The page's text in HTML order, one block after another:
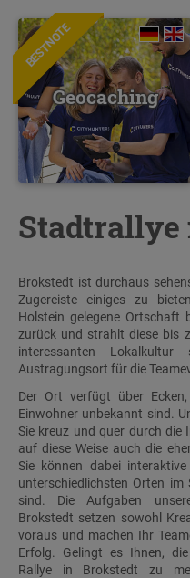
BESTNOTE
Geocaching
Stadtrallye
Brokstedt ist durchaus
Zugereiste einiges zu
Holstein gelegene Ortschaft
zurück und strahlt diese bis
interessanten
Austragungsort für die
Der Ort verfügt über
Einwohner unbekannt sind.
Sie kreuz und quer durch
auf diese Weise auch die
Sie können dabei
unterschiedlichsten Orten
sind. Die Aufgaben
Brokstedt setzen sowohl
voraus und machen Ihr
Erfolg. Gelingt es Ihnen,
Rallye in Brokstedt zu